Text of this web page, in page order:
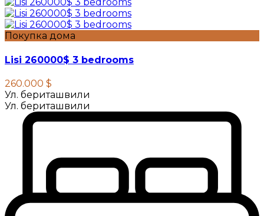
Покупка дома
Lisi 260000$ 3 bedrooms
260.000 $
Ул. бериташвили
Ул. бериташвили